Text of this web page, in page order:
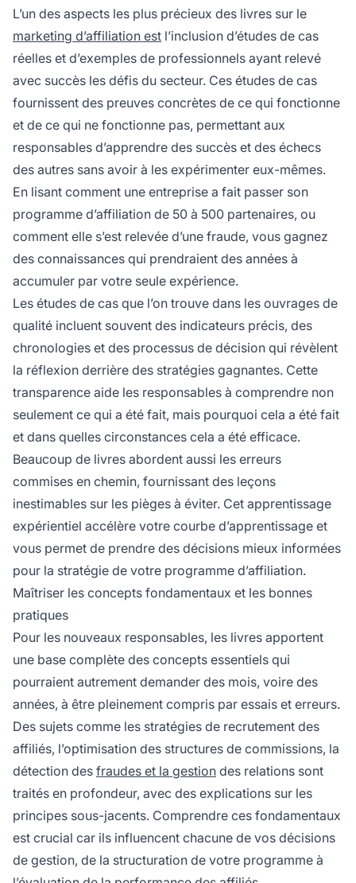
L’un des aspects les plus précieux des livres sur le
marketing d’affiliation est l’inclusion d’études de cas
réelles et d’exemples de professionnels ayant relevé
avec succès les défis du secteur. Ces études de cas
fournissent des preuves concrètes de ce qui fonctionne
et de ce qui ne fonctionne pas, permettant aux
responsables d’apprendre des succès et des échecs
des autres sans avoir à les expérimenter eux-mêmes.
En lisant comment une entreprise a fait passer son
programme d’affiliation de 50 à 500 partenaires, ou
comment elle s’est relevée d’une fraude, vous gagnez
des connaissances qui prendraient des années à
accumuler par votre seule expérience.
Les études de cas que l’on trouve dans les ouvrages de
qualité incluent souvent des indicateurs précis, des
chronologies et des processus de décision qui révèlent
la réflexion derrière des stratégies gagnantes. Cette
transparence aide les responsables à comprendre non
seulement ce qui a été fait, mais pourquoi cela a été fait
et dans quelles circonstances cela a été efficace.
Beaucoup de livres abordent aussi les erreurs
commises en chemin, fournissant des leçons
inestimables sur les pièges à éviter. Cet apprentissage
expérientiel accélère votre courbe d’apprentissage et
vous permet de prendre des décisions mieux informées
pour la stratégie de votre programme d’affiliation.
Maîtriser les concepts fondamentaux et les bonnes
pratiques
Pour les nouveaux responsables, les livres apportent
une base complète des concepts essentiels qui
pourraient autrement demander des mois, voire des
années, à être pleinement compris par essais et erreurs.
Des sujets comme les stratégies de recrutement des
affiliés, l’optimisation des structures de commissions, la
détection des fraudes et la gestion des relations sont
traités en profondeur, avec des explications sur les
principes sous-jacents. Comprendre ces fondamentaux
est crucial car ils influencent chacune de vos décisions
de gestion, de la structuration de votre programme à